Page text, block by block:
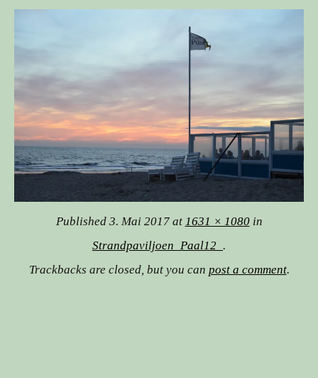
Published 3. Mai 2017at 1631 × 1080in
Strandpaviljoen_Paal12_ .
Trackbacks are closed, but you can post a comment.